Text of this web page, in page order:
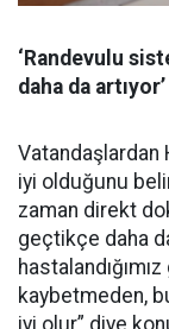
‘Randevulu
daha da artıyor’
iyi olduğunu
zaman direkt
geçtikçe daha
kaybetmeden,